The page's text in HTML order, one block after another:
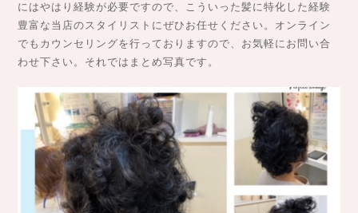
にはやはり経験が必要ですので、こういった髪に特化した経験
豊富な当店のスタイリストにぜひお任せください。オンライン
でもカウンセリングを行っておりますので、お気軽にお問い合
わせ下さい。それではまとめ写真です。